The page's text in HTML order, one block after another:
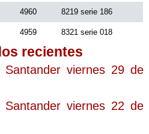
4960 8219 serie 186
4959 8321 serie 018
recientes
viernes 29 de
viernes 22 de